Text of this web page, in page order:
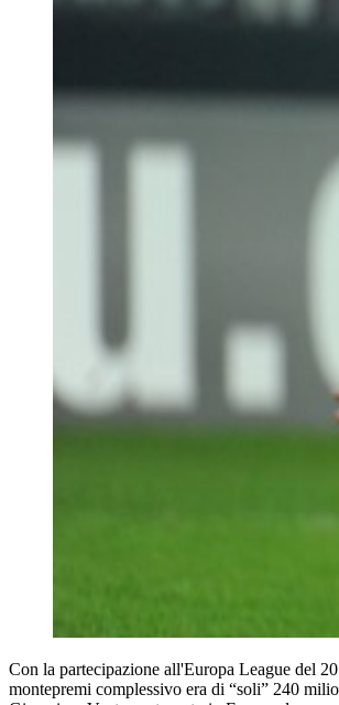
Con la partecipazione all'Europa League del
montepremi complessivo era di “soli” 240